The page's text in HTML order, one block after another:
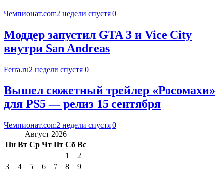
Чемпионат.com2 недели спустя 0
Моддер запустил GTA 3 и Vice City
внутри San Andreas
Ferra.ru2 недели спустя 0
Вышел сюжетный трейлер «Росомахи»
для PS5 — релиз 15 сентября
Чемпионат.com2 недели спустя 0
Август 2026
Пн Вт Ср Чт Пт Сб Вс
1
2
3
4 5 6 7 8
9